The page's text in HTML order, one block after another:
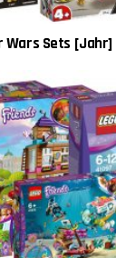
Wars Sets